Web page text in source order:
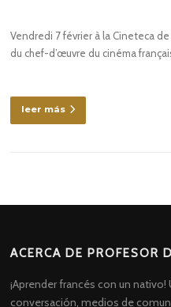
Vendredi 7 février à la Cineteca
du chef-d’œuvre du cinéma
leer más
ACERCA DE PROFESOR
¡Aprender francés con un
conversación, medios de